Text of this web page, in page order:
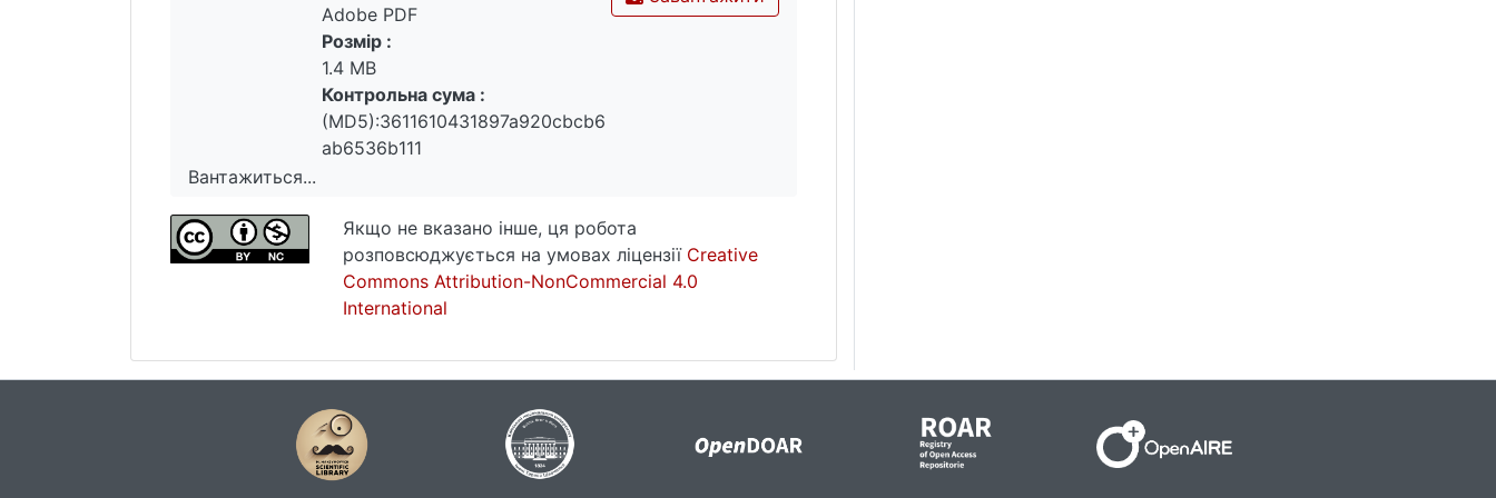
Вантажиться...
Вантажиться...
Adobe PDF
Розмір :
1.4 MB
Контрольна сума :
(MD5):3611610431897a920cbcb6
ab6536b111
Якщо не вказано інше, ця робота
розповсюджується на умовах ліцензії Creative
Commons Attribution-NonCommercial 4.0
International